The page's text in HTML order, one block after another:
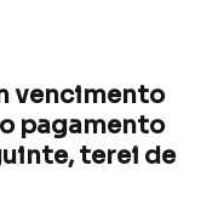
vencimento
pagamento
terei de